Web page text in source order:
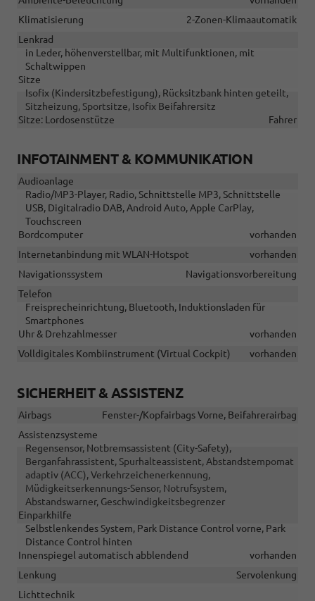
Klimatisierung
2-Zonen-Klimaautomatik
Lenkrad
in Leder, höhenverstellbar, mit Multifunktionen, mit
Schaltwippen
Sitze
Isofix (Kindersitzbefestigung), Rücksitzbank hinten geteilt,
Sitzheizung, Sportsitze, Isofix Beifahrersitz
Sitze: Lordosenstütze
Fahrer
INFOTAINMENT & KOMMUNIKATION
Audioanlage
Radio/MP3-Player, Radio, Schnittstelle MP3, Schnittstelle
USB, Digitalradio DAB, Android Auto, Apple CarPlay,
Touchscreen
Bordcomputer
vorhanden
Internetanbindung mit WLAN-Hotspot
vorhanden
Navigationssystem
Navigationsvorbereitung
Telefon
Freisprecheinrichtung, Bluetooth, Induktionsladen für
Smartphones
Uhr & Drehzahlmesser
vorhanden
Volldigitales Kombiinstrument (Virtual Cockpit)
vorhanden
SICHERHEIT & ASSISTENZ
Airbags
Fenster-/Kopfairbags Vorne, Beifahrerairbag
Assistenzsysteme
Regensensor, Notbremsassistent (City-Safety),
Berganfahrassistent, Spurhalteassistent, Abstandstempomat
adaptiv (ACC), Verkehrzeichenerkennung,
Müdigkeitserkennungs-Sensor, Notrufsystem,
Abstandswarner, Geschwindigkeitsbegrenzer
Einparkhilfe
Selbstlenkendes System, Park Distance Control vorne, Park
Distance Control hinten
Innenspiegel automatisch abblendend
vorhanden
Lenkung
Servolenkung
Lichttechnik